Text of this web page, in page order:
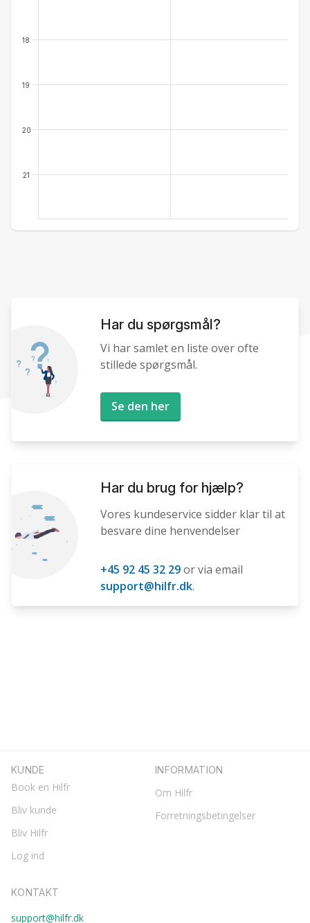
18
19
20
21
Har du spørgsmål?
Vi har samlet en liste over ofte
stillede spørgsmål.
Se den her
Har du brug for hjælp?
Vores kundeservice sidder klar til at
besvare dine henvendelser
+45 92 45 32 29or via email
support@hilfr.dk.
KUNDE
Book en Hilfr
Bliv kunde
Bliv Hilfr
Log ind
INFORMATION
Om Hilfr
Forretningsbetingelser
KONTAKT
support@hilfr.dk